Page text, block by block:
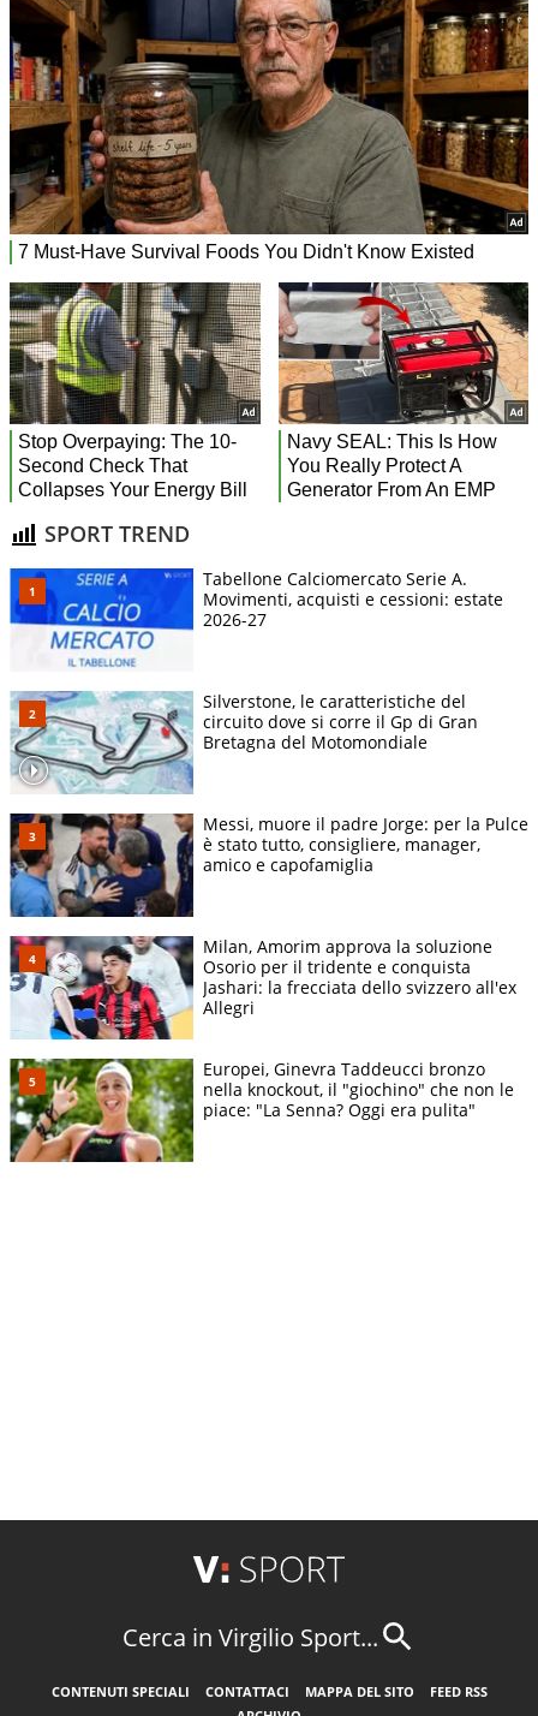
SPORT TREND
Tabellone Calciomercato Serie A.
Movimenti, acquisti e cessioni: estate
2026-27
Silverstone, le caratteristiche del
circuito dove si corre il Gp di Gran
Bretagna del Motomondiale
Messi, muore il padre Jorge: per la Pulce
è stato tutto, consigliere, manager,
amico e capofamiglia
Milan, Amorim approva la soluzione
Osorio per il tridente e conquista
Jashari: la frecciata dello svizzero all'ex
Allegri
Europei, Ginevra Taddeucci bronzo
nella knockout, il "giochino" che non le
piace: "La Senna? Oggi era pulita"
Cerca in Virgilio Sport...
CONTENUTI SPECIALI CONTATTACI MAPPA DEL SITO
FEED RSS